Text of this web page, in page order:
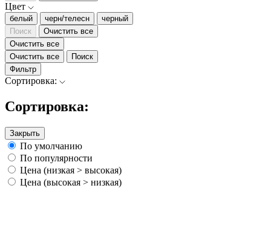
Цвет
белый черн/телесн
черный
Поиск
Очистить все
Очистить все
Очистить все
Поиск
Фильтр
Сортировка:
Сортировка:
Закрыть
По умолчанию
По популярности
Цена (низкая > высокая)
Цена (высокая > низкая)